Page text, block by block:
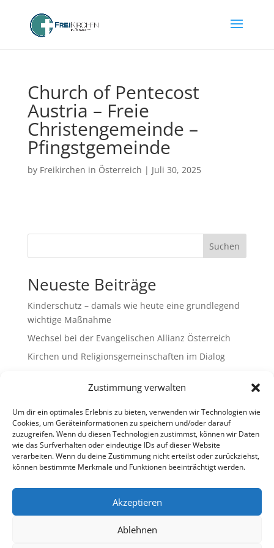
Zustimmung verwalten
Um dir ein optimales Erlebnis zu bieten, verwenden wir Technologien wie
Cookies, um Geräteinformationen zu speichern und/oder darauf
zuzugreifen. Wenn du diesen Technologien zustimmst, können wir Daten
wie das Surfverhalten oder eindeutige IDs auf dieser Website
verarbeiten. Wenn du deine Zustimmung nicht erteilst oder zurückziehst,
können bestimmte Merkmale und Funktionen beeinträchtigt werden.
Akzeptieren
Ablehnen
Church of Pentecost
Austria – Freie
Christengemeinde –
Pfingstgemeinde
by Freikirchen in Österreich | Juli 30, 2025
Suchen
Neueste Beiträge
Kinderschutz – damals wie heute eine grundlegend
wichtige Maßnahme
Wechsel bei der Evangelischen Allianz Österreich
Kirchen und Religionsgemeinschaften im Dialog
Schulen & Kindergärten in Österreich
„Brennen für das Leben “ – die Wanderausstellung
ist bald am Ziel
Neueste Kommentare
Impressum
Datenschutz